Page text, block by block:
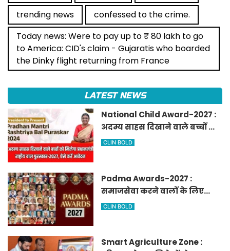
trending news
confessed to the crime.
Today news: Were to pay up to ₹ 80 lakh to go
to America: CID's claim - Gujaratis who boarded
the Dinky flight returning from France
LATEST NEWS
National Child Award-2027 :
अदम्य साहस दिखाने वाले बच्चों को
मिलेगा प्रधानमंत्री राष्ट्रीय बाल
CLIN BOLD
Padma Awards-2027 :
समाजसेवा करने वालों के लिए
सुनेहरा मौका, गृह मंत्रालय ने
CLIN BOLD
Smart Agriculture Zone :